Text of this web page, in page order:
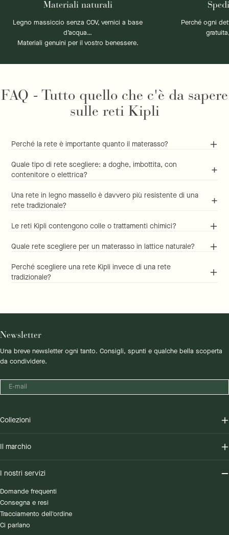
Materiali naturali
Legno massiccio senza COV, vernici a base
d’acqua…
Materiali genuini per il vostro benessere.
Perché ogni
FAQ - Tutto quello che c'è da sapere
sulle reti Kipli
Perché la rete è importante quanto il materasso?
Quale tipo di rete scegliere: a doghe, imbottita, con
contenitore o elettrica?
Una rete in legno massello è davvero più resistente di una
rete tradizionale?
Le reti Kipli contengono colle o trattamenti chimici?
Quale rete scegliere per un materasso in lattice naturale?
Perché scegliere una rete Kipli invece di una rete
tradizionale?
Newsletter
Una breve newsletter ogni tanto. Consigli, spunti e qualche bella scoperta
da condividere.
mail
Collezioni
Il marchio
I nostri servizi
Domande frequenti
Consegna e resi
Tracciamento dell'ordine
Ci parlano